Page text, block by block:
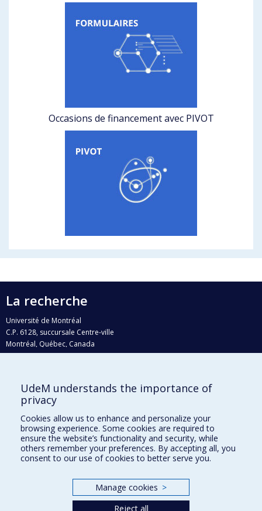
Occasions de financement avec PIVOT
La recherche
Université de Montréal
C.P. 6128, succursale Centre-ville
Montréal, Québec, Canada
H3C 3J7
Qui fait quoi?
Nous trouver
Plan du site
Accessibilité
UdeM understands the importance of
privacy
Cookies allow us to enhance and personalize your
browsing experience. Some cookies are required to
ensure the website’s functionality and security, while
others remember your preferences. By accepting all, you
consent to our use of cookies to better serve you.
Manage cookies >
Reject all